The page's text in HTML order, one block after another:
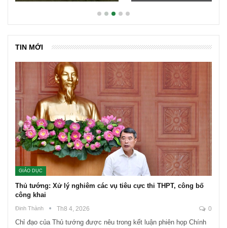
TIN MỚI
GIÁO DỤC
Thủ tướng: Xử lý nghiêm các vụ tiêu cực thi THPT, công bố
công khai
Đinh Thành Th8 4, 2026 0
Chỉ đạo của Thủ tướng được nêu trong kết luận phiên họp Chính